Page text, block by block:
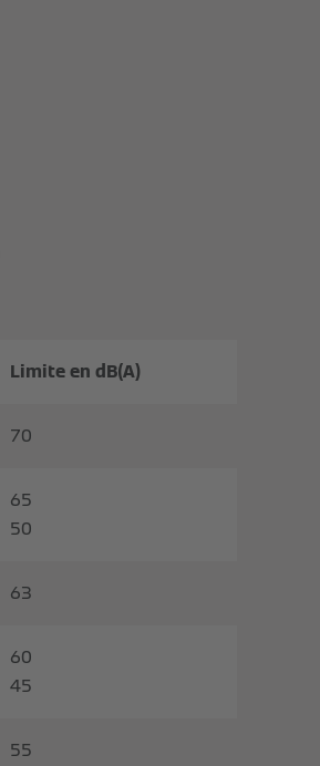
Limite en dB(A)
70
65
50
63
60
45
55